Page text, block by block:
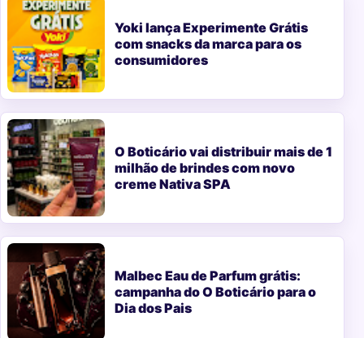
Yoki lança Experimente Grátis
com snacks da marca para os
consumidores
O Boticário vai distribuir mais de 1
milhão de brindes com novo
creme Nativa SPA
Malbec Eau de Parfum grátis:
campanha do O Boticário para o
Dia dos Pais